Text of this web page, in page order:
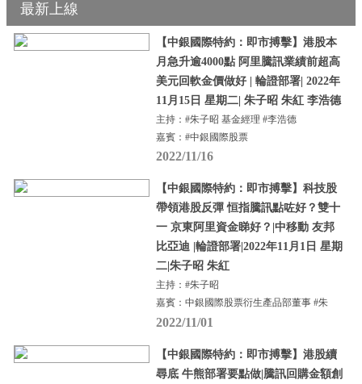
最新上線
【中銀國際特約：即市搏擊】港股本
月急升逾4000點 阿里騰訊業績前超高
美元回軟金價做好 | 輪證部署| 2022年
11月15日 星期二| 朱子昭 朱紅 李浩德
主持：#朱子昭 基金經理 #李浩德
嘉賓：#中銀國際股票
2022/11/16
【中銀國際特約：即市搏擊】科技股
帶領港股反彈 恒指騰訊點咗好？雙十
一 京東阿里資金睇好？|中移動 友邦
比亞迪 |輪證部署|2022年11月1日 星期
二|朱子昭 朱紅
主持：#朱子昭
嘉賓：中銀國際股票衍生產品部董事 #朱
2022/11/01
【中銀國際特約：即市搏擊】港股續
尋底 牛熊部署要點做|騰訊回購金額創